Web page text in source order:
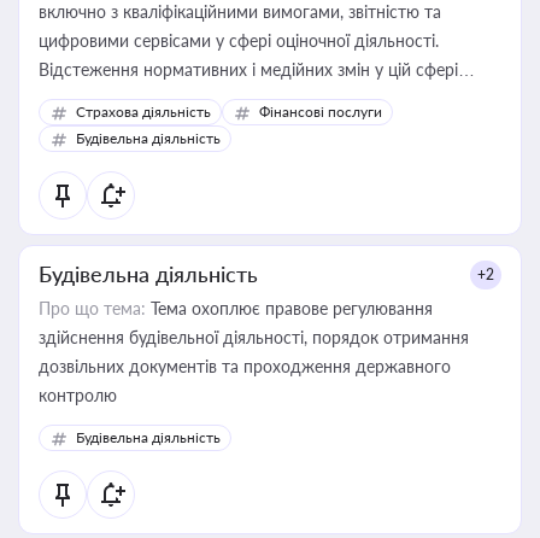
включно з кваліфікаційними вимогами, звітністю та
цифровими сервісами у сфері оціночної діяльності.
Відстеження нормативних і медійних змін у цій сфері
корисне для власника бізнесу, керівника, юриста або
бухгалтера під час оподаткування, приватизації, оренди
державного майна, корпоративних угод і перевірки
статусу суб'єктів оціночної діяльності
Страхова діяльність
Фінансові послуги
Будівельна діяльність
Будівельна діяльність +2
Про що тема: Тема охоплює правове регулювання
здійснення будівельної діяльності, порядок отримання
дозвільних документів та проходження державного
контролю
Будівельна діяльність